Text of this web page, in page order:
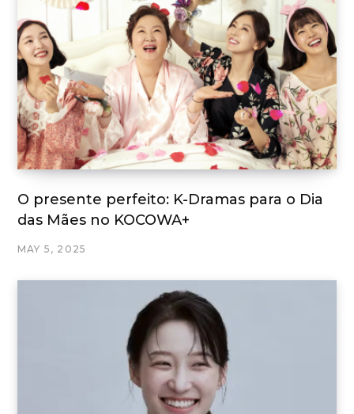
O presente perfeito: K-Dramas para o Dia
das Mães no KOCOWA+
MAY 5, 2025